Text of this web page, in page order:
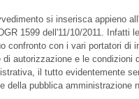
si inserisca appieno
1599 dell'11/10/2011. Infatti
confronto con i vari portatori di
autorizzazione e le condizioni
il tutto evidentemente
della pubblica amministrazione